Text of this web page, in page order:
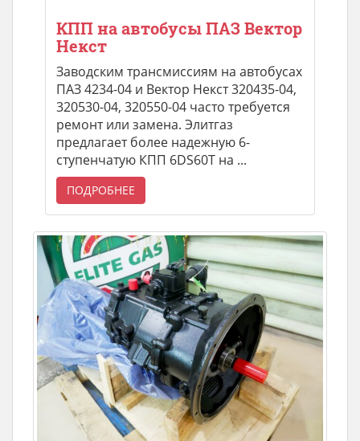
КПП на автобусы ПАЗ Вектор
Некст
Заводским трансмиссиям на автобусах
ПАЗ 4234-04 и Вектор Некст 320435-04,
320530-04, 320550-04 часто требуется
ремонт или замена. Элитгаз
предлагает более надежную 6-
ступенчатую КПП 6DS60T на ...
ПОДРОБНЕЕ